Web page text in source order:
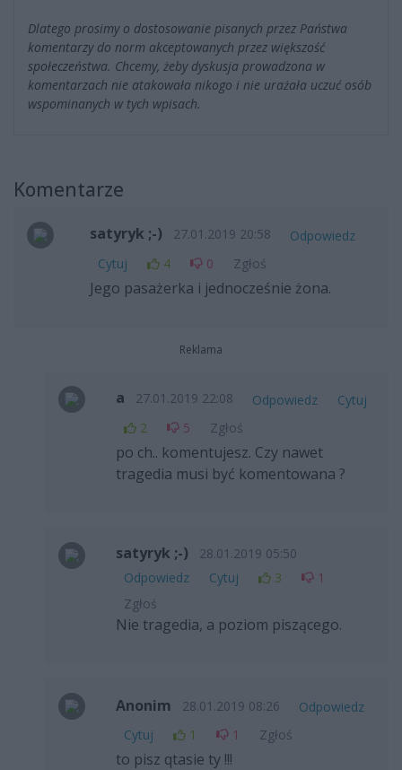
Dlatego prosimy o dostosowanie pisanych przez Państwa
komentarzy do norm akceptowanych przez większość
społeczeństwa. Chcemy, żeby dyskusja prowadzona w
komentarzach nie atakowała nikogo i nie urażała uczuć osób
wspominanych w tych wpisach.
Komentarze
satyryk ;-) 27.01.2019 20:58
Odpowiedz
Cytuj
4 0 Zgłoś
Jego pasażerka i jednocześnie żona.
Reklama
a 27.01.2019 22:08 Odpowiedz
Cytuj
2
5 Zgłoś
po ch.. komentujesz. Czy nawet
tragedia musi być komentowana ?
satyryk ;-)
28.01.2019 05:50
Odpowiedz
Cytuj 3
1
Zgłoś
Nie tragedia, a poziom piszącego.
Anonim 28.01.2019 08:26
Odpowiedz
Cytuj
1 1 Zgłoś
to pisz qtasie ty !!!